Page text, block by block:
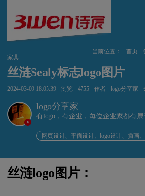
当前位置： 首页
家具
丝涟Sealy标志logo图片
2024-03-09 18:05:39 浏览 4755 作者 logo分享家
v
logo分享家
有logo，有企业，每位企业家都有
网页设计、平面设计、logo设计、插画
丝涟logo图片：